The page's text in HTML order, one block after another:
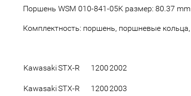
Поршень WSM 010-841-05K размер: 80.37
Комплектность: поршень, поршневые
KawasakiSTX-R 1200 2002
KawasakiSTX-R 1200 2003